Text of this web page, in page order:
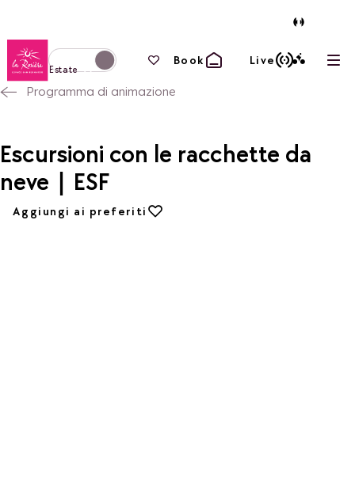
Torna alla home page
Passa alla modalità invernale
Estate
I tuoi preferiti
Book Live
Programma di animazione
Escursioni con le racchette da
neve | ESF
Aggiungi ai preferiti
Aggiungi ai preferiti